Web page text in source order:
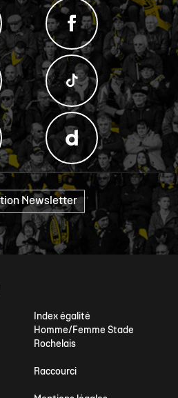
Newsletter "
Index égalité
Homme/Femme Stade
Rochelais
Raccourci